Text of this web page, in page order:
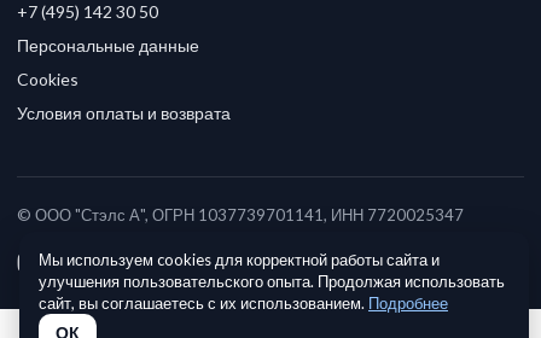
+7 (495) 142 30 50
Персональные данные
Cookies
Условия оплаты и возврата
© ООО "Стэлс А", ОГРН 1037739701141, ИНН 7720025347
Мы используем cookies для корректной работы сайта и
улучшения пользовательского опыта. Продолжая использовать
сайт, вы соглашаетесь с их использованием. Подробнее
ОК